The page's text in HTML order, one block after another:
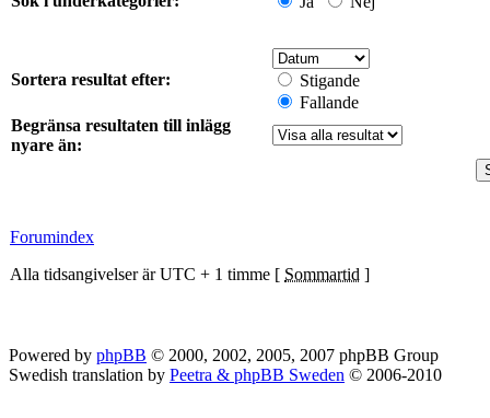
Sortera resultat efter:
Stigande
Fallande
Begränsa resultaten till inlägg
nyare än:
Forumindex
Alla tidsangivelser är UTC + 1 timme [ Sommartid ]
Powered by phpBB © 2000, 2002, 2005, 2007 phpBB Group
Swedish translation by Peetra & phpBB Sweden © 2006-2010